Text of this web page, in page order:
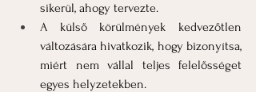
sikerül, ahogy tervezte.
A külső körülmények kedvezőtlen
változására hivatkozik, hogy bizonyítsa,
miért nem vállal teljes felelősséget
egyes helyzetekben.